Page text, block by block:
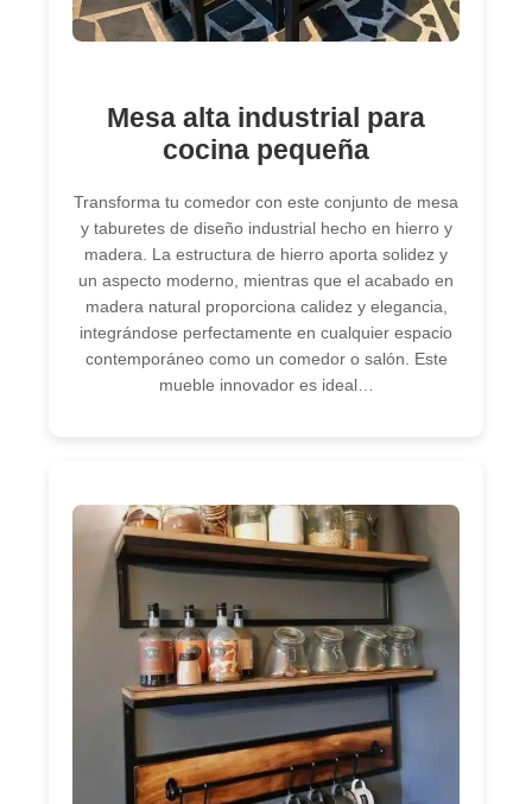
Mesa alta industrial para
cocina pequeña
Transforma tu comedor con este conjunto de mesa
y taburetes de diseño industrial hecho en hierro y
madera. La estructura de hierro aporta solidez y
un aspecto moderno, mientras que el acabado en
madera natural proporciona calidez y elegancia,
integrándose perfectamente en cualquier espacio
contemporáneo como un comedor o salón. Este
mueble innovador es ideal…